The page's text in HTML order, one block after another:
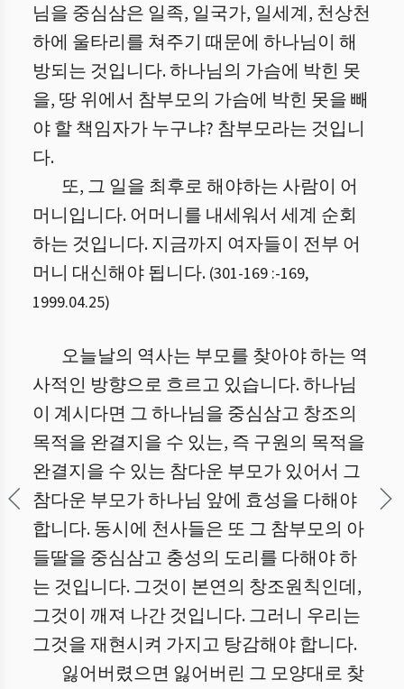
님을 중심삼은 일족, 일국가, 일세계, 천상천
하에 울타리를 쳐주기 때문에 하나님이 해
방되는 것입니다. 하나님의 가슴에 박힌 못
을, 땅 위에서 참부모의 가슴에 박힌 못을 빼
야 할 책임자가 누구냐? 참부모라는 것입니
다.
또, 그 일을 최후로 해야하는 사람이 어
머니입니다. 어머니를 내세워서 세계 순회
하는 것입니다. 지금까지 여자들이 전부 어
머니 대신해야 됩니다. (301-169 :-169,
1999.04.25)
오늘날의 역사는 부모를 찾아야 하는 역
사적인 방향으로 흐르고 있습니다. 하나님
이 계시다면 그 하나님을 중심삼고 창조의
목적을 완결지을 수 있는, 즉 구원의 목적을
완결지을 수 있는 참다운 부모가 있어서 그
참다운 부모가 하나님 앞에 효성을 다해야
합니다. 동시에 천사들은 또 그 참부모의 아
들딸을 중심삼고 충성의 도리를 다해야 하
는 것입니다. 그것이 본연의 창조원칙인데,
그것이 깨져 나간 것입니다. 그러니 우리는
그것을 재현시켜 가지고 탕감해야 합니다.
잃어버렸으면 잃어버린 그 모양대로 찾